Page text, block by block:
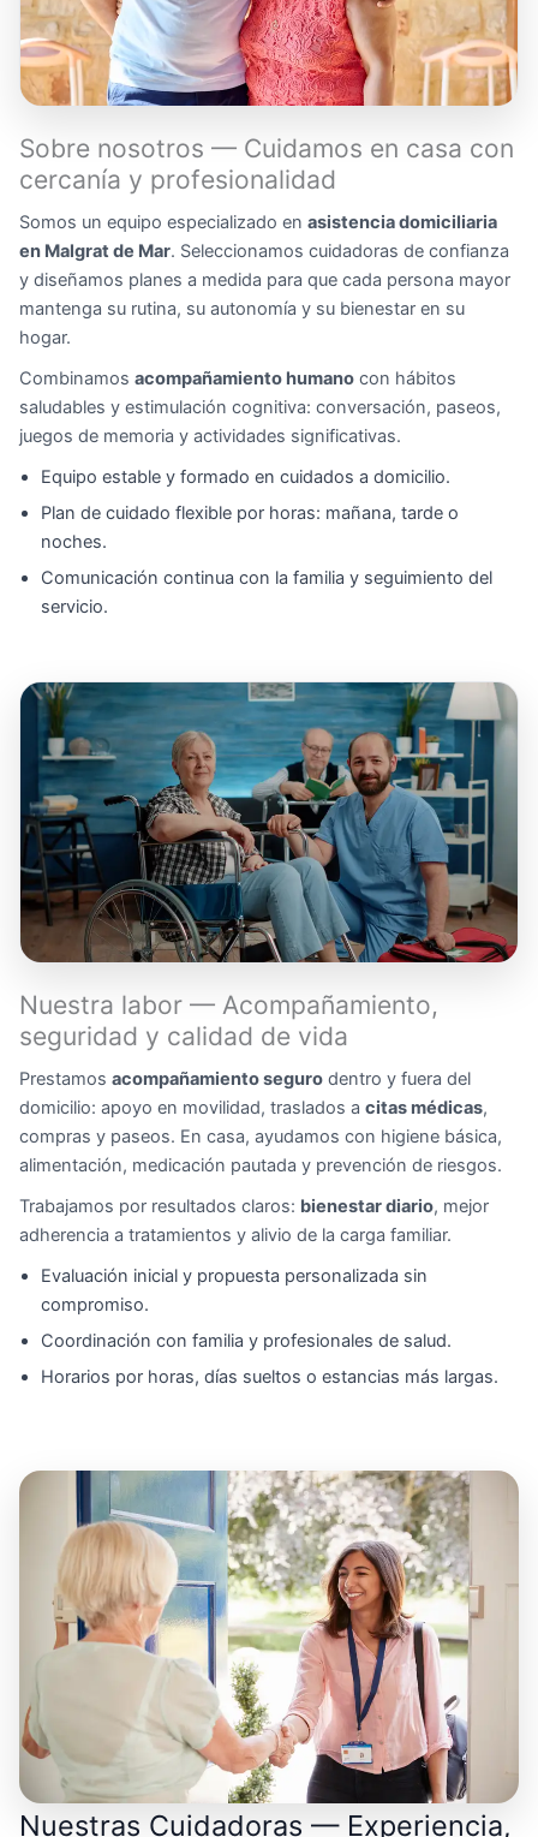
Sobre nosotros — Cuidamos en casa con
cercanía y profesionalidad
Somos un equipo especializado en asistencia domiciliaria
en Malgrat de Mar. Seleccionamos cuidadoras de confianza
y diseñamos planes a medida para que cada persona mayor
mantenga su rutina, su autonomía y su bienestar en su
hogar.
Combinamos acompañamiento humano con hábitos
saludables y estimulación cognitiva: conversación, paseos,
juegos de memoria y actividades significativas.
Equipo estable y formado en cuidados a domicilio.
Plan de cuidado flexible por horas: mañana, tarde o
noches.
Comunicación continua con la familia y seguimiento del
servicio.
Nuestra labor — Acompañamiento,
seguridad y calidad de vida
Prestamos acompañamiento seguro dentro y fuera del
domicilio: apoyo en movilidad, traslados a citas médicas,
compras y paseos. En casa, ayudamos con higiene básica,
alimentación, medicación pautada y prevención de riesgos.
Trabajamos por resultados claros: bienestar diario, mejor
adherencia a tratamientos y alivio de la carga familiar.
Evaluación inicial y propuesta personalizada sin
compromiso.
Coordinación con familia y profesionales de salud.
Horarios por horas, días sueltos o estancias más largas.
Nuestras Cuidadoras — Experiencia,